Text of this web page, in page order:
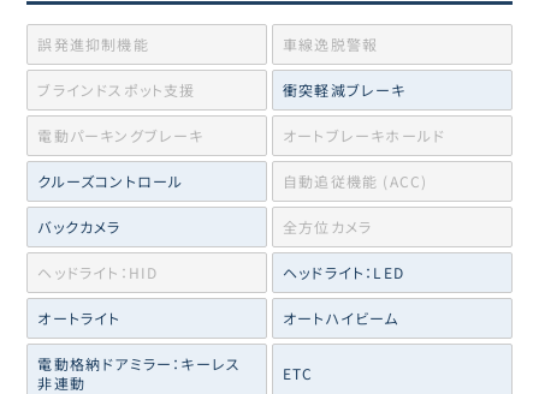
誤発進抑制機能 車線逸脱警報
ブラインドスポット支援 衝突軽減ブレーキ
電動パーキングブレーキ オートブレーキホールド
クルーズコントロール 自動追従機能 (ACC)
バックカメラ 全方位カメラ
ヘッドライト：HID ヘッドライト：LED
オートライト オートハイビーム
電動格納ドアミラー：キーレス
非連動
ETC